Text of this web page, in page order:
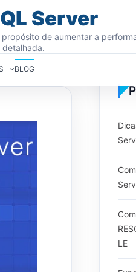
Server
de aumentar a
detalhada.
BLOG
LE